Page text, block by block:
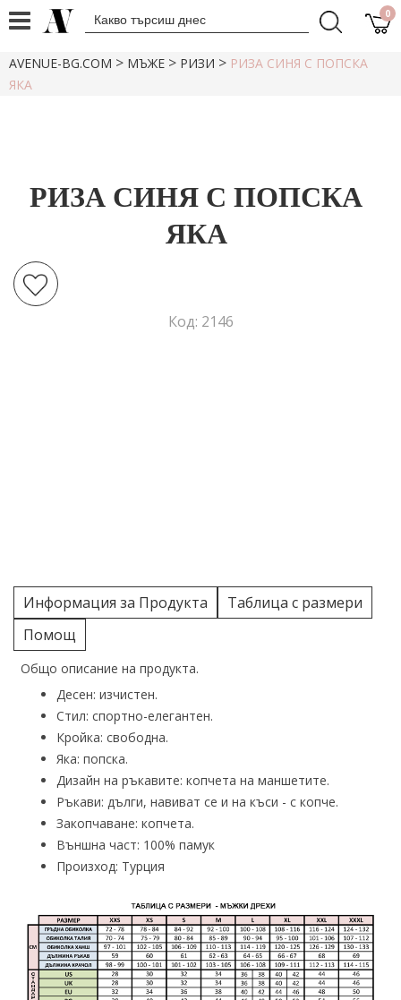
0
AVENUE-BG.COM > МЪЖЕ > РИЗИ > РИЗА СИНЯ С ПОПСКА
ЯКА
РИЗА СИНЯ С ПОПСКА
ЯКА
Код: 2146
Информация за Продукта
Таблица с размери
Помощ
Общо описание на продукта.
Десен: изчистен.
Стил: спортно-елегантен.
Кройка: свободна.
Яка: попска.
Дизайн на ръкавите: копчета на маншетите.
Ръкави: дълги, навиват се и на къси - с копче.
Закопчаване: копчета.
Външна част: 100% памук
Произход: Турция